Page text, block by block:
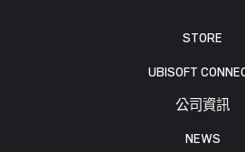
STORE
UBISOFT
公司資訊
NEWS